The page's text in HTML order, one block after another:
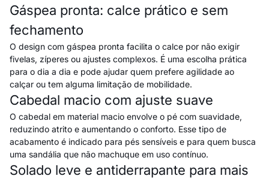
Gáspea pronta: calce prático e sem
fechamento
O design com gáspea pronta facilita o calce por não exigir
fivelas, zíperes ou ajustes complexos. É uma escolha prática
para o dia a dia e pode ajudar quem prefere agilidade ao
calçar ou tem alguma limitação de mobilidade.
Cabedal macio com ajuste suave
O cabedal em material macio envolve o pé com suavidade,
reduzindo atrito e aumentando o conforto. Esse tipo de
acabamento é indicado para pés sensíveis e para quem busca
uma sandália que não machuque em uso contínuo.
Solado leve e antiderrapante para mais